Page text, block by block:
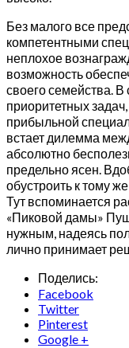
Без малого все
компетентными
неплохое
возможность
своего семейства. В
приоритетных
прибыльной
встает дилемма
абсолютно
предельно ясен.
обустроить к тому
Тут вспоминается
«Пиковой дамы»
нужным, надеясь
лично принимает
Поделись:
Facebook
Twitter
Pinterest
Google +